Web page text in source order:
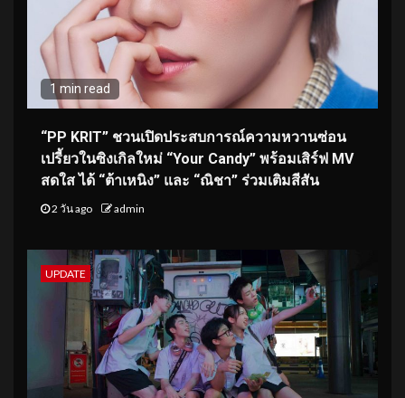
1 min read
“PP KRIT” ชวนเปิดประสบการณ์ความหวานซ่อน
เปรี้ยวในซิงเกิลใหม่ “Your Candy” พร้อมเสิร์ฟ MV
สดใส ได้ “ต้าเหนิง” และ “ณิชา” ร่วมเติมสีสัน
2 วัน ago admin
UPDATE